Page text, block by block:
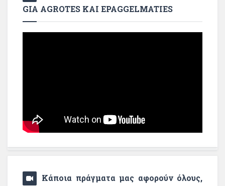
GIA AGROTES KAI EPAGGELMATIES
Κάποια πράγματα μας αφορούν όλους,